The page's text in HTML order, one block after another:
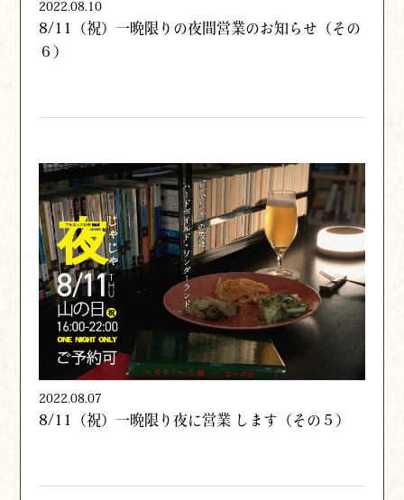
2022.08.10
8/11（祝）一晩限りの夜間営業のお知らせ（その
６）
2022.08.07
8/11（祝）一晩限り夜に営業 します（その５）